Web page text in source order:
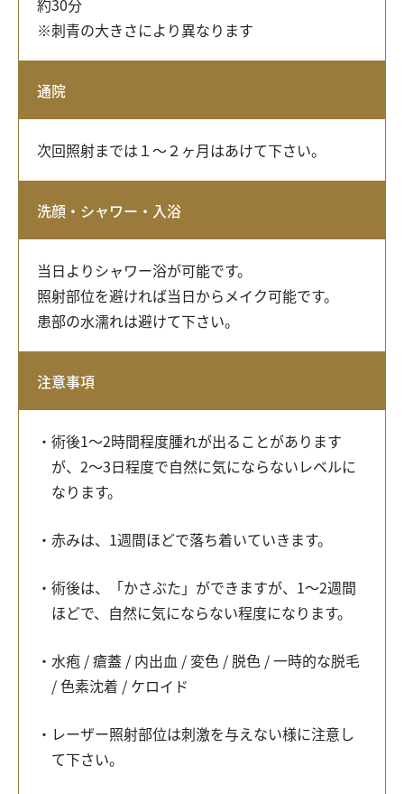
約30分
※刺青の大きさにより異なります
通院
次回照射までは１～２ヶ月はあけて下さい。
洗顔・シャワー・入浴
当日よりシャワー浴が可能です。
照射部位を避ければ当日からメイク可能です。
患部の水濡れは避けて下さい。
注意事項
術後1～2時間程度腫れが出ることがあります
が、2～3日程度で自然に気にならないレベルに
なります。
赤みは、1週間ほどで落ち着いていきます。
術後は、「かさぶた」ができますが、1～2週間
ほどで、自然に気にならない程度になります。
水疱 / 瘡蓋 / 内出血 / 変色 / 脱色 / 一時的な脱毛
/ 色素沈着 / ケロイド
レーザー照射部位は刺激を与えない様に注意し
て下さい。